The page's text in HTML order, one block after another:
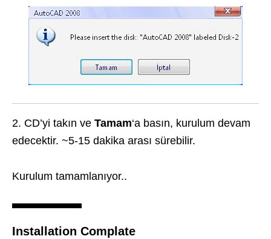
2. CD’yi takın ve Tamam‘a basın, kurulum devam
edecektir. ~5-15 dakika arası sürebilir.
Kurulum tamamlanıyor..
Installation Complate